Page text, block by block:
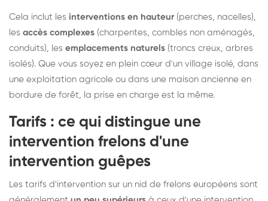
Cela inclut les interventions en hauteur (perches, nacelles),
les accès complexes (charpentes, combles non aménagés,
conduits), les emplacements naturels (troncs creux, arbres
isolés). Que vous soyez en plein cœur d'un village isolé, dans
une exploitation agricole ou dans une maison ancienne en
bordure de forêt, la prise en charge est la même.
Tarifs : ce qui distingue une
intervention frelons d'une
intervention guêpes
Les tarifs d'intervention sur un nid de frelons européens sont